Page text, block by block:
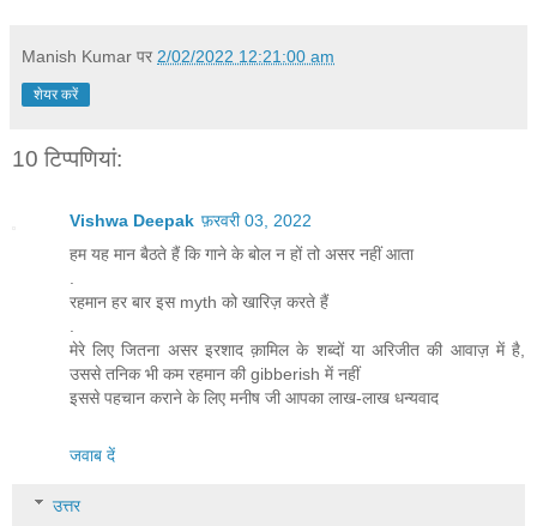
Manish Kumar पर 2/02/2022 12:21:00 am
शेयर करें
10 टिप्‍पणियां:
Vishwa Deepak फ़रवरी 03, 2022
हम यह मान बैठते हैं कि गाने के बोल न हों तो असर नहीं आता
रहमान हर बार इस myth को खारिज़ करते हैं
मेरे लिए जितना असर इरशाद क़ामिल के शब्दों या अरिजीत की आवाज़ में है,
उससे तनिक भी कम रहमान की gibberish में नहीं
इससे पहचान कराने के लिए मनीष जी आपका लाख-लाख धन्यवाद
जवाब दें
उत्तर